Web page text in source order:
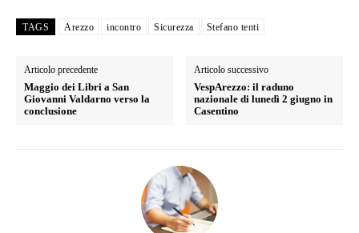
TAGS Arezzo incontro Sicurezza Stefano tenti
Articolo precedente
Maggio dei Libri a San
Giovanni Valdarno verso la
conclusione
Articolo successivo
VespArezzo: il raduno
nazionale di lunedì 2 giugno in
Casentino